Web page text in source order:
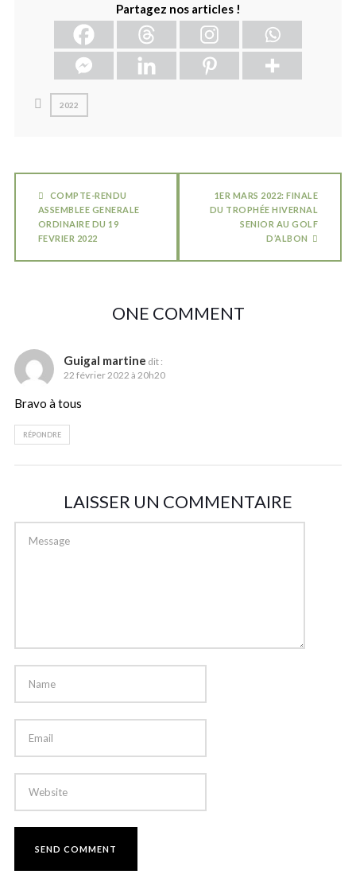
Partagez nos articles !
2022
COMPTE-RENDU
ASSEMBLEE GENERALE
ORDINAIRE DU 19
FEVRIER 2022
1ER MARS 2022: FINALE
DU TROPHÉE HIVERNAL
SENIOR AU GOLF
D’ALBON
ONE COMMENT
Guigal martine dit :
22 février 2022 à 20h20
Bravo à tous
RÉPONDRE
LAISSER UN COMMENTAIRE